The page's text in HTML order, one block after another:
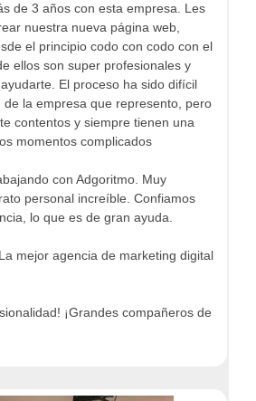
de 3 años con esta empresa. Les
nuestra nueva página web,
el principio codo con codo con el
ellos son super profesionales y
El proceso ha sido difícil
de la empresa que represento, pero
contentos y siempre tienen una
momentos complicados
con Adgoritmo. Muy
personal increíble. Confiamos
lo que es de gran ayuda.
mejor agencia de marketing digital
¡Grandes compañeros de